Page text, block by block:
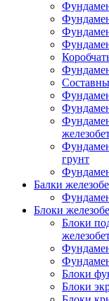
грунт
Балки
Блоки
Блоки
Блоки
Блоки